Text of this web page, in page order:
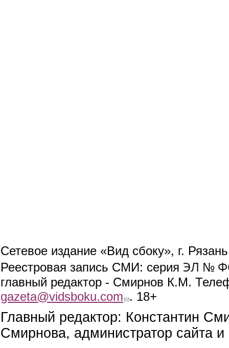
Сетевое издание «Вид сбоку», г.
Реестровая запись СМИ: серия ЭЛ №
главный редактор - Смирнов К.М.
gazeta@vidsboku.com (link sends e-mail)
. 18+
Главный редактор: Константин
Смирнова, администратор сайта